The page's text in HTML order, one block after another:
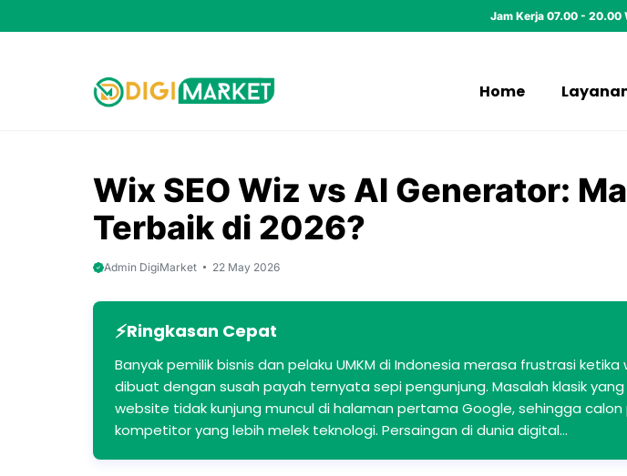
to
Jam Kerja 07.00 - 20.00
Home
Wix SEO Wiz vs AI Generator:
Terbaik di 2026?
Admin DigiMarket 22 May 2026
Ringkasan Cepat
Banyak pemilik bisnis dan pelaku UMKM di Indonesia merasa frustrasi
dibuat dengan susah payah ternyata sepi pengunjung. Masalah klasik
website tidak kunjung muncul di halaman pertama Google, sehingga calon
kompetitor yang lebih melek teknologi. Persaingan di dunia digital…